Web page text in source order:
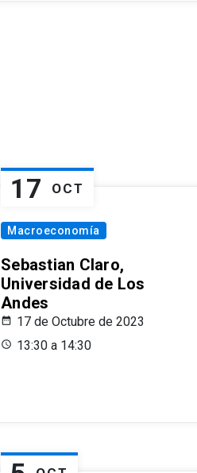
17 OCT
Macroeconomía
Sebastian Claro,
Universidad de Los
Andes
17 de Octubre de 2023
13:30 a 14:30